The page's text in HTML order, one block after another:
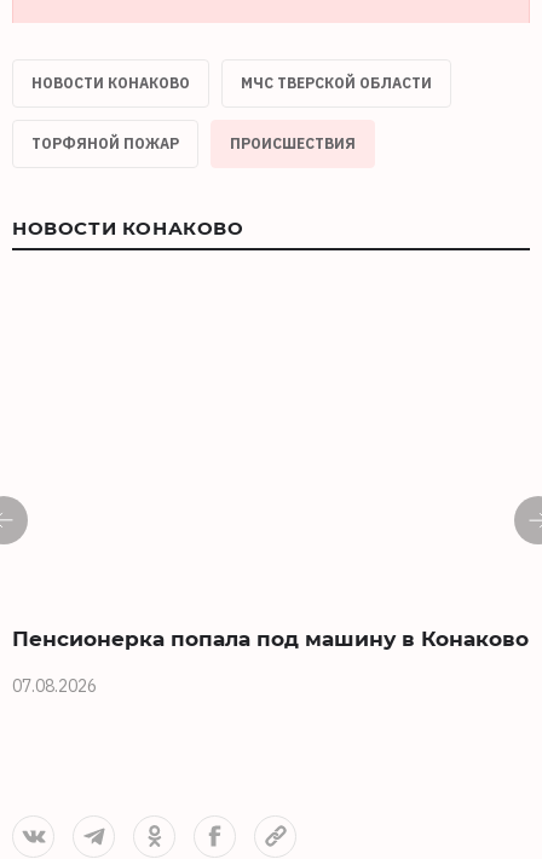
НОВОСТИ КОНАКОВО МЧС ТВЕРСКОЙ ОБЛАСТИ
ТОРФЯНОЙ ПОЖАР ПРОИСШЕСТВИЯ
НОВОСТИ КОНАКОВО
Пенсионерка попала под машину в Конаково
07.08.2026